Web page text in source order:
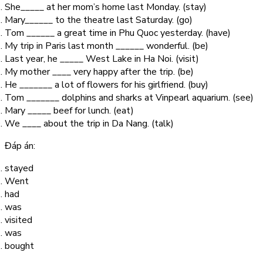
She_____ at her mom’s home last Monday. (stay)
Mary______ to the theatre last Saturday. (go)
Tom ______ a great time in Phu Quoc yesterday. (have)
My trip in Paris last month ______ wonderful. (be)
Last year, he _____ West Lake in Ha Noi. (visit)
My mother ____ very happy after the trip. (be)
He _______ a lot of flowers for his girlfriend. (buy)
Tom _______ dolphins and sharks at Vinpearl aquarium. (see)
Mary _____ beef for lunch. (eat)
We ____ about the trip in Da Nang. (talk)
Đáp án:
stayed
Went
had
was
visited
was
bought